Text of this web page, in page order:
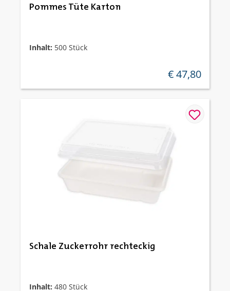
Pommes Tüte Karton
Inhalt: 500 Stück
regulärer preis:
€ 47,80
Schale Zuckerrohr rechteckig
Inhalt: 480 Stück